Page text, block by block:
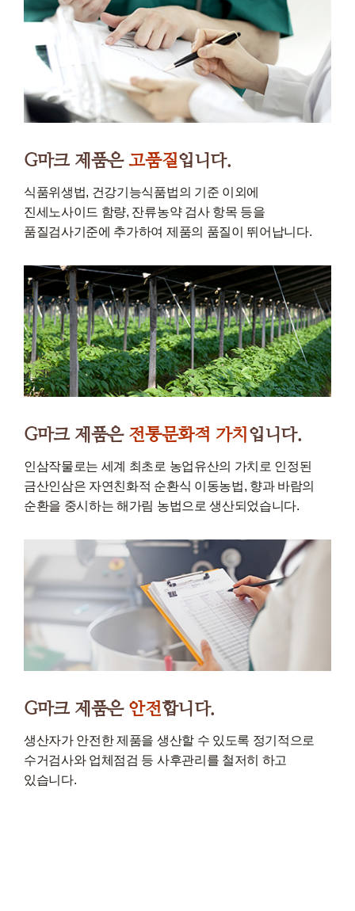
G마크 제품은고품질입니다.
식품위생법, 건강기능식품법의 기준 이외에
진세노사이드 함량, 잔류농약 검사 항목 등을
품질검사기준에 추가하여 제품의 품질이 뛰어납니다.
G마크 제품은 전통문화적 가치입니다.
인삼작물로는 세계 최초로 농업유산의 가치로 인정된
금산인삼은 자연친화적 순환식 이동농법, 향과 바람의
순환을 중시하는 해가림 농법으로 생산되었습니다.
G마크 제품은 안전합니다.
생산자가 안전한 제품을 생산할 수 있도록 정기적으로
수거검사와 업체점검 등 사후관리를 철저히 하고
있습니다.